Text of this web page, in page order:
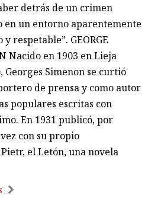
detrás de un crimen
en un entorno aparentemente
respetable”. GEORGE
Nacido en 1903 en Lieja
Georges Simenon se curtió
de prensa y como autor
populares escritas con
En 1931 publicó, por
con su propio
el Letón, una novela